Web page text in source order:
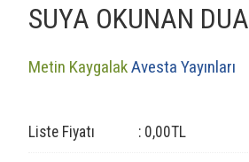
SUYA OKUNAN DUA
Metin KaygalakAvesta Yayınları
Liste Fiyatı : 0,00TL